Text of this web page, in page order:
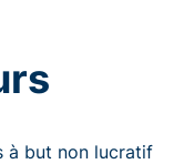
à but non lucratif